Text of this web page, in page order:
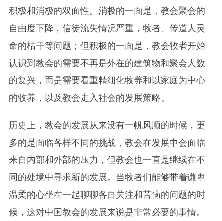
积极和消极的双面性。消极的一面是，教会聚会的
自由度下降，信徒流失情况严重，牧者、传道人灵
命的枯干等问题；但积极的一面是，教会牧者开始
认识到教会的需要不再是外在的建筑物和聚会人数
的复兴，而是需要看重精细化牧养和以家庭为中心
的牧养，以及教会走入社会的发展策略。
历史上，教会的发展从来没有一帆风顺的时候，更
多的是面临各样不同的挑战，教会在发展中会面临
来自内部和外部的压力，但教会也一直是继续在不
同的处境中寻求新的发展。当牧者们能够带着谦卑
温柔的心坐在一起聊聊各自关注和苦恼的问题的时
候，这对中国教会的发展来说是非常必要的事情。